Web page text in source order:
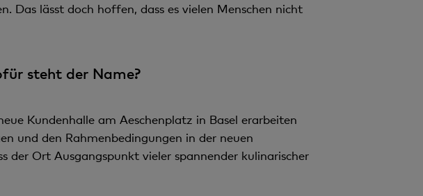
Das lässt doch hoffen, dass es vielen Menschen nicht
steht der Name?
Kundenhalle am Aeschenplatz in Basel erarbeiten
und den Rahmenbedingungen in der neuen
der Ort Ausgangspunkt vieler spannender kulinarischer